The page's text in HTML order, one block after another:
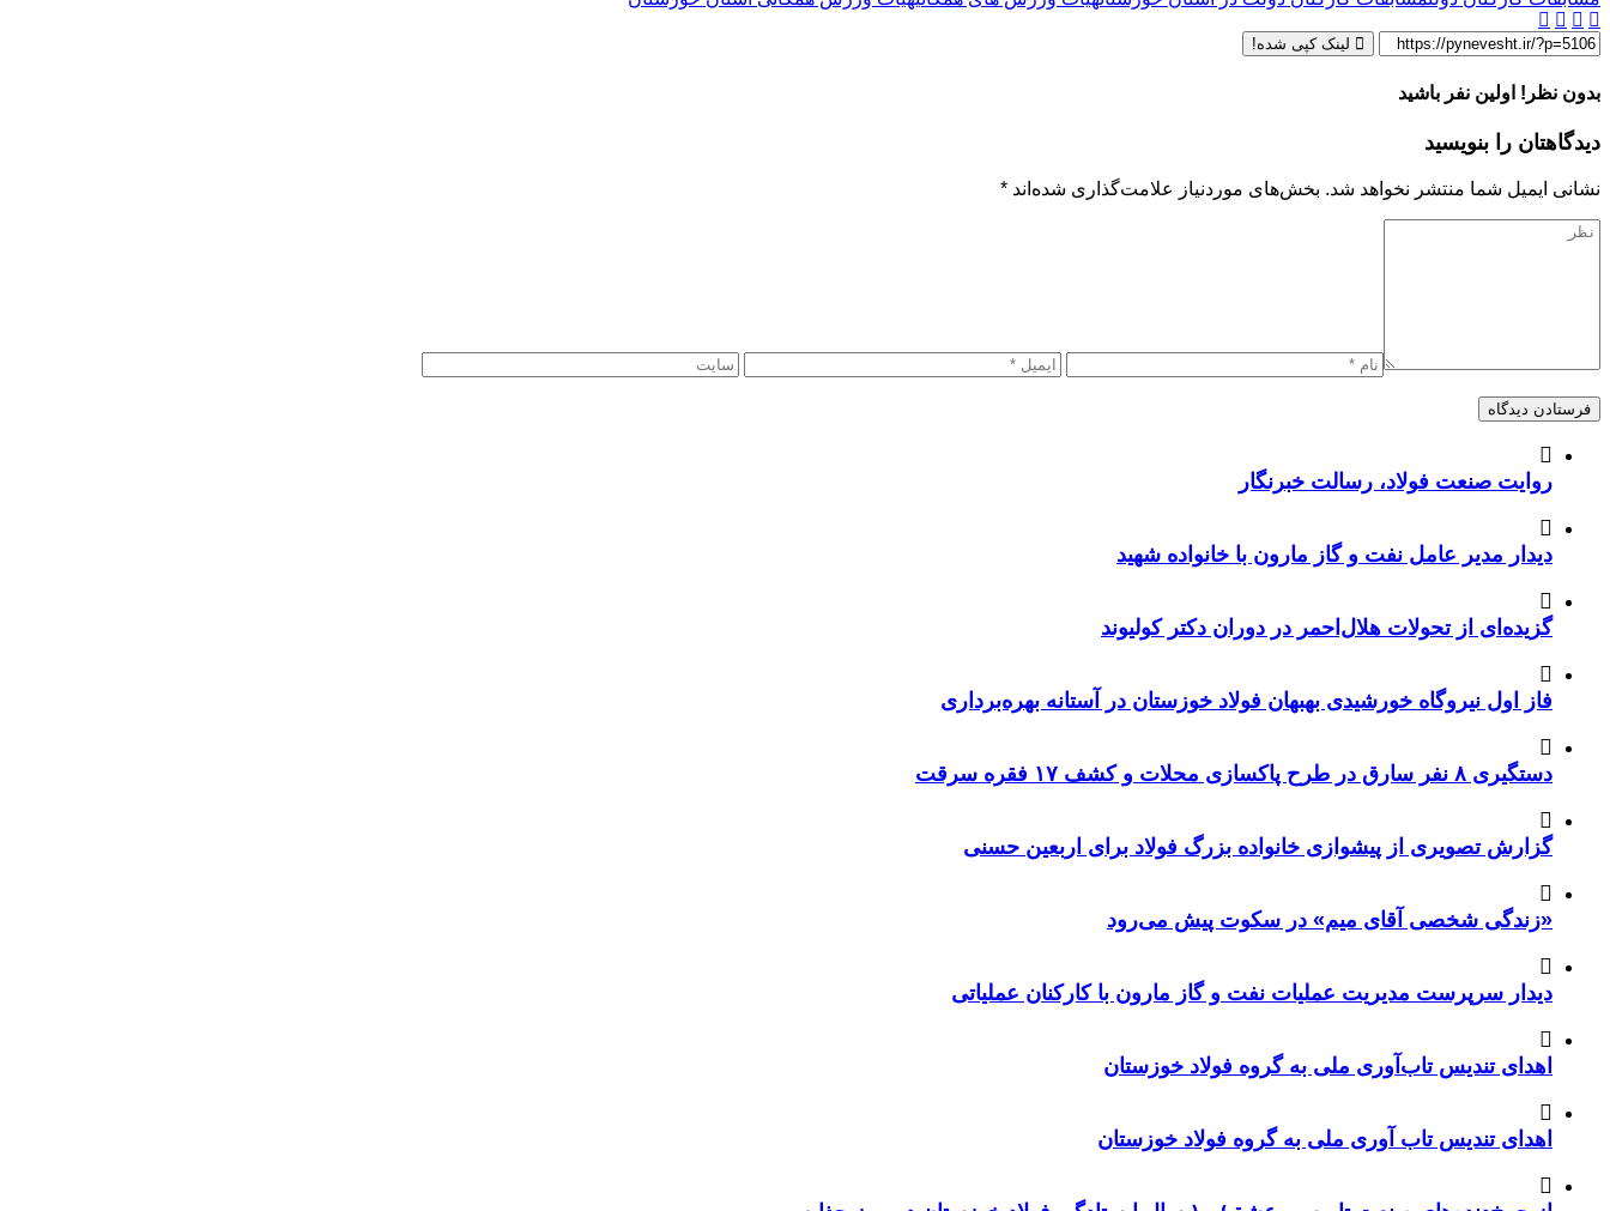
لینک کپی شده!
بدون نظر! اولین نفر باشید
دیدگاهتان را بنویسید
نشانی ایمیل شما منتشر نخواهد شد. بخش‌های موردنیاز علامت‌گذاری شده‌اند *
روایت صنعت فولاد،‌ رسالت خبرنگار
دیدار مدیر عامل نفت و گاز مارون با خانواده شهید
گزیده‌ای از تحولات هلال‌احمر در دوران دکتر کولیوند
فاز اول نیروگاه خورشیدی بهبهان فولاد خوزستان در آستانه بهره‌برداری
دستگیری ۸ نفر سارق در طرح پاکسازی محلات و کشف ۱۷ فقره سرقت
گزارش تصویری از پیشوازی خانواده بزرگ فولاد برای اربعین حسنی
«زندگی شخصی آقای میم» در سکوت پیش می‌رود
دیدار سرپرست مدیریت عملیات نفت و گاز مارون با کارکنان عملیاتی
اهدای تندیس تاب‌آوری ملی به گروه فولاد خوزستان
اهدای تندیس تاب آوری ملی به گروه فولاد خوزستان